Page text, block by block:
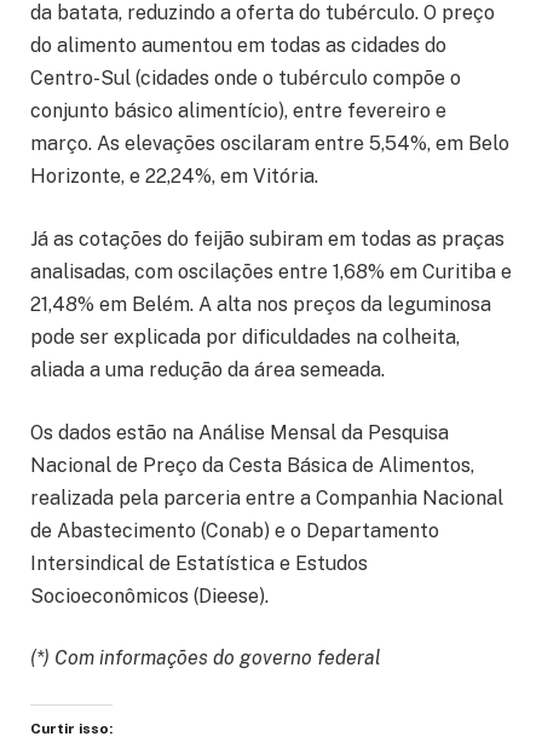
da batata, reduzindo a oferta do tubérculo. O preço
do alimento aumentou em todas as cidades do
Centro-Sul (cidades onde o tubérculo compõe o
conjunto básico alimentício), entre fevereiro e
março. As elevações oscilaram entre 5,54%, em Belo
Horizonte, e 22,24%, em Vitória.
Já as cotações do feijão subiram em todas as praças
analisadas, com oscilações entre 1,68% em Curitiba e
21,48% em Belém. A alta nos preços da leguminosa
pode ser explicada por dificuldades na colheita,
aliada a uma redução da área semeada.
Os dados estão na Análise Mensal da Pesquisa
Nacional de Preço da Cesta Básica de Alimentos,
realizada pela parceria entre a Companhia Nacional
de Abastecimento (Conab) e o Departamento
Intersindical de Estatística e Estudos
Socioeconômicos (Dieese).
(*) Com informações do governo federal
Curtir isso: